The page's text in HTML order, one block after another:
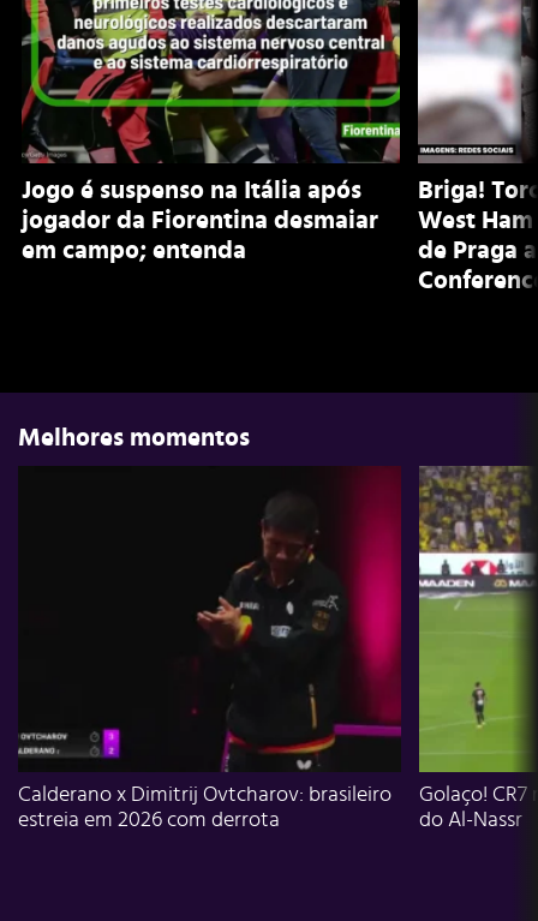
Jogo é suspenso na Itália após
jogador da Fiorentina desmaiar
em campo; entenda
Briga!
West Ham
de Praga
Melhores momentos
Calderano x Dimitrij Ovtcharov: brasileiro
estreia em 2026 com derrota
Golaço!
do Al-Nassr